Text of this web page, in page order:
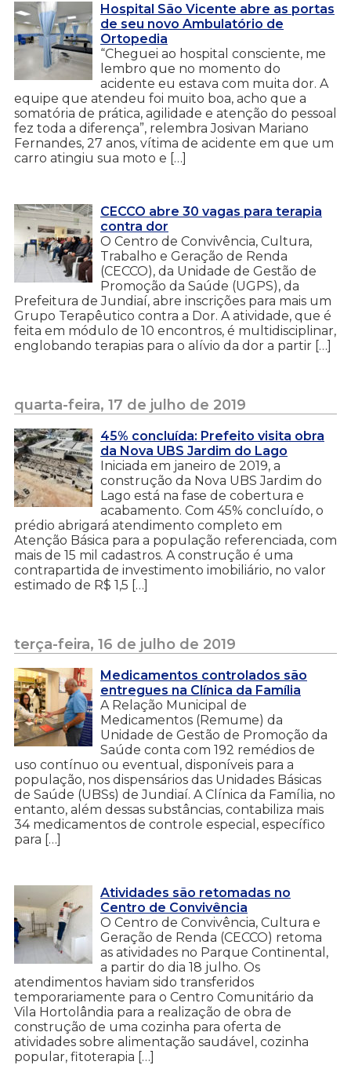
Hospital São Vicente abre as portas
de seu novo Ambulatório de
Ortopedia
“Cheguei ao hospital consciente, me
lembro que no momento do
acidente eu estava com muita dor. A
equipe que atendeu foi muito boa, acho que a
somatória de prática, agilidade e atenção do pessoal
fez toda a diferença”, relembra Josivan Mariano
Fernandes, 27 anos, vítima de acidente em que um
carro atingiu sua moto e […]
CECCO abre 30 vagas para terapia
contra dor
O Centro de Convivência, Cultura,
Trabalho e Geração de Renda
(CECCO), da Unidade de Gestão de
Promoção da Saúde (UGPS), da
Prefeitura de Jundiaí, abre inscrições para mais um
Grupo Terapêutico contra a Dor. A atividade, que é
feita em módulo de 10 encontros, é multidisciplinar,
englobando terapias para o alívio da dor a partir […]
quarta-feira, 17 de julho de 2019
45% concluída: Prefeito visita obra
da Nova UBS Jardim do Lago
Iniciada em janeiro de 2019, a
construção da Nova UBS Jardim do
Lago está na fase de cobertura e
acabamento. Com 45% concluído, o
prédio abrigará atendimento completo em
Atenção Básica para a população referenciada, com
mais de 15 mil cadastros. A construção é uma
contrapartida de investimento imobiliário, no valor
estimado de R$ 1,5 […]
terça-feira, 16 de julho de 2019
Medicamentos controlados são
entregues na Clínica da Família
A Relação Municipal de
Medicamentos (Remume) da
Unidade de Gestão de Promoção da
Saúde conta com 192 remédios de
uso contínuo ou eventual, disponíveis para a
população, nos dispensários das Unidades Básicas
de Saúde (UBSs) de Jundiaí. A Clínica da Família, no
entanto, além dessas substâncias, contabiliza mais
34 medicamentos de controle especial, específico
para […]
Atividades são retomadas no
Centro de Convivência
O Centro de Convivência, Cultura e
Geração de Renda (CECCO) retoma
as atividades no Parque Continental,
a partir do dia 18 julho. Os
atendimentos haviam sido transferidos
temporariamente para o Centro Comunitário da
Vila Hortolândia para a realização de obra de
construção de uma cozinha para oferta de
atividades sobre alimentação saudável, cozinha
popular, fitoterapia […]